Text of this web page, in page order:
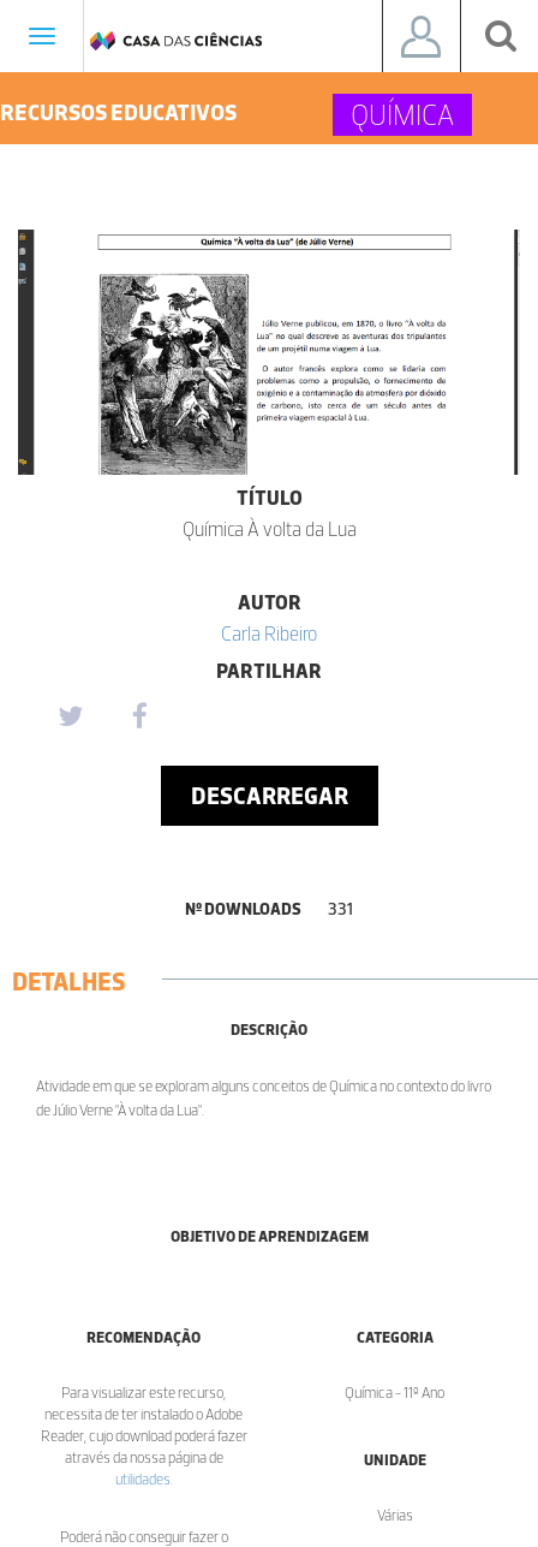
Toggle
RECURSOS EDUCATIVOS QUÍMICA
TÍTULO
Química À volta da Lua
AUTOR
Carla Ribeiro
PARTILHAR
DESCARREGAR
Nº DOWNLOADS 331
DETALHES
DESCRIÇÃO
Atividade em que se exploram alguns conceitos de Química no contexto do livro
de Júlio Verne "À volta da Lua".
OBJETIVO DE APRENDIZAGEM
RECOMENDAÇÃO
Para visualizar este recurso,
necessita de ter instalado o Adobe
Reader, cujo download poderá fazer
através da nossa página de
utilidades
Poderá não conseguir fazer o
CATEGORIA
Química - 11º Ano
UNIDADE
Várias